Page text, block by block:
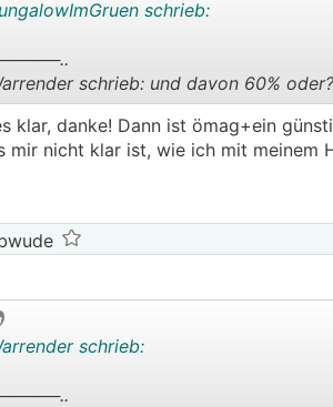
schrieb:
schrieb: und davon 60% oder?
das sind schon die 60%.
klar, danke! Dann ist ömag+ein
mir nicht klar ist, wie ich mit meinem
schrieb: